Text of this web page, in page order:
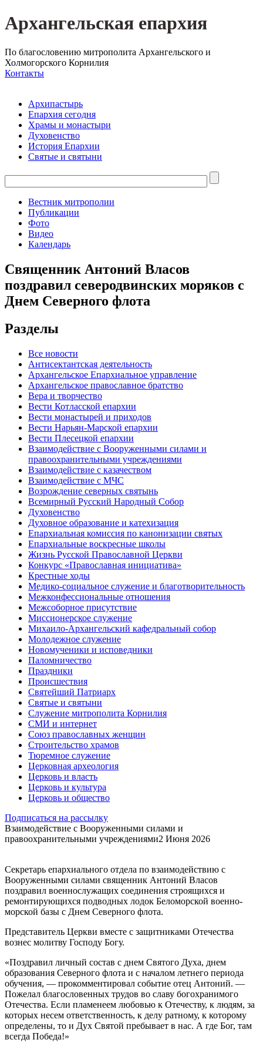
Архангельская епархия
По благословению митрополита Архангельского и
Холмогорского Корнилия
Контакты
Архипастырь
Епархия сегодня
Храмы и монастыри
Духовенство
История Епархии
Святые и святыни
Вестник митрополии
Публикации
Фото
Видео
Календарь
Священник Антоний Власов
поздравил северодвинских моряков с
Днем Северного флота
Разделы
Все новости
Антисектантская деятельность
Архангельское Епархиальное управление
Архангельское православное братство
Вера и творчество
Вести Котласской епархии
Вести монастырей и приходов
Вести Нарьян-Марской епархии
Вести Плесецкой епархии
Взаимодействие с Вооруженными силами и
правоохранительными учреждениями
Взаимодействие с казачеством
Взаимодействие с МЧС
Возрождение северных святынь
Всемирный Русский Народный Собор
Духовенство
Духовное образование и катехизация
Епархиальная комиссия по канонизации святых
Епархиальные воскресные школы
Жизнь Русской Православной Церкви
Конкурс «Православная инициатива»
Крестные ходы
Медико-социальное служение и благотворительность
Межконфессиональные отношения
Межсоборное присутствие
Миссионерское служение
Михаило-Архангельский кафедральный собор
Молодежное служение
Новомученики и исповедники
Паломничество
Праздники
Происшествия
Святейший Патриарх
Святые и святыни
Служение митрополита Корнилия
СМИ и интернет
Союз православных женщин
Строительство храмов
Тюремное служение
Церковная археология
Церковь и власть
Церковь и культура
Церковь и общество
Подписаться на рассылку
Взаимодействие с Вооруженными силами и
правоохранительными учреждениями2 Июня 2026
Секретарь епархиального отдела по взаимодействию с
Вооруженными силами священник Антоний Власов
поздравил военнослужащих соединения строящихся и
ремонтирующихся подводных лодок Беломорской военно-
морской базы с Днем Северного флота.
Представитель Церкви вместе с защитниками Отечества
вознес молитву Господу Богу.
«Поздравил личный состав с днем Святого Духа, днем
образования Северного флота и с началом летнего периода
обучения, — прокомментировал событие отец Антоний. —
Пожелал благословенных трудов во славу богохранимого
Отечества. Если пламенеем любовью к Отечеству, к людям, за
которых несем ответственность, к делу ратному, к которому
определены, то и Дух Святой пребывает в нас. А где Бог, там
всегда Победа!»